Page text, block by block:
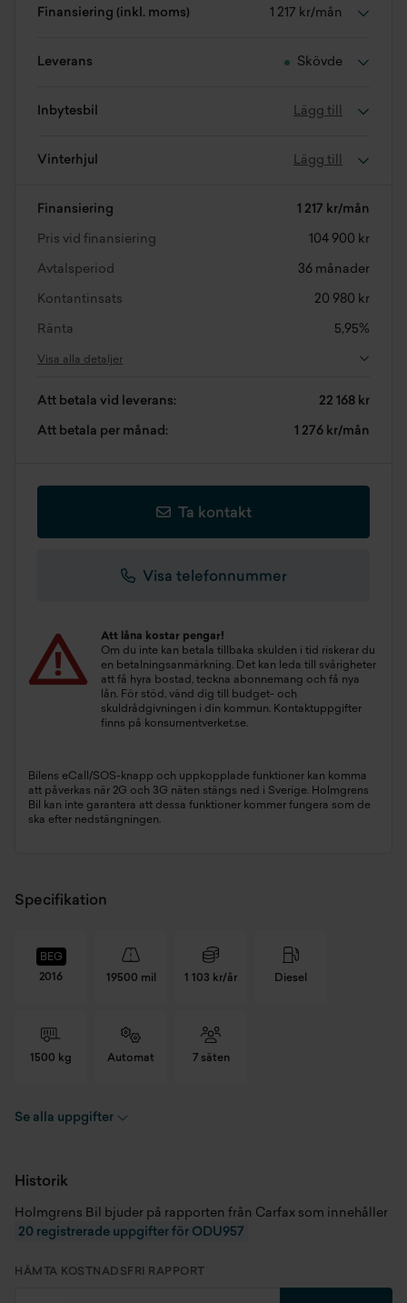
Finansiering (inkl. moms) 1 217 kr/mån
Leverans Skövde
Inbytesbil Lägg till
Vinterhjul Lägg till
Finansiering 1 217 kr/mån
Pris vid finansiering 104 900 kr
Avtalsperiod 36 månader
Kontantinsats 20 980 kr
Ränta 5,95%
Visa alla detaljer
Att betala vid leverans: 22 168 kr
Att betala per månad: 1 276 kr/mån
Ta kontakt
Visa telefonnummer
Att låna kostar pengar!
Om du inte kan betala tillbaka skulden i tid riskerar du
en betalningsanmärkning. Det kan leda till svårigheter
att få hyra bostad, teckna abonnemang och få nya
lån. För stöd, vänd dig till budget- och
skuldrådgivningen i din kommun. Kontaktuppgifter
finns på konsumentverket.se.
Bilens eCall/SOS-knapp och uppkopplade funktioner kan komma
att påverkas när 2G och 3G näten stängs ned i Sverige. Holmgrens
Bil kan inte garantera att dessa funktioner kommer fungera som de
ska efter nedstängningen.
Specifikation
BEG
2016
19500 mil 1 103 kr/år Diesel
1500 kg Automat 7 säten
Chassinummer
Skick Begagnad
Se alla uppgifter
Historik
Holmgrens Bil bjuder på rapporten från Carfax som innehåller
20 registrerade uppgifter för ODU957
HÄMTA KOSTNADSFRI RAPPORT